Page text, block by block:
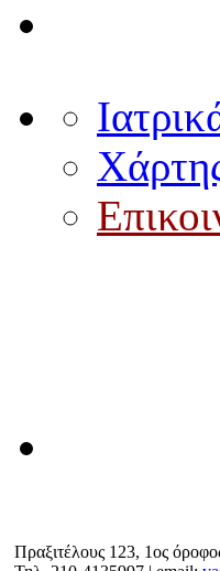
Πραξιτέλους 123, 1ος